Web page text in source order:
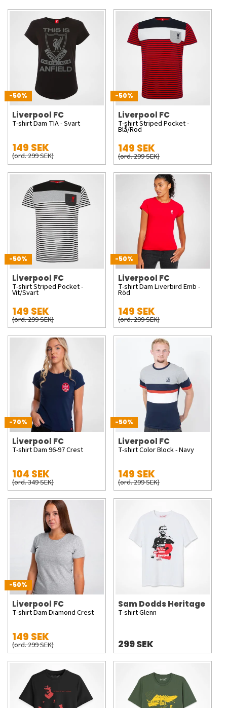
-50%
Liverpool FC
T-shirt Dam TIA - Svart
149 SEK
(ord. 299 SEK)
-50%
Liverpool FC
T-shirt Striped Pocket -
Blå/Röd
149 SEK
(ord. 299 SEK)
-50%
Liverpool FC
T-shirt Striped Pocket -
Vit/Svart
149 SEK
(ord. 299 SEK)
-50%
Liverpool FC
T-shirt Dam Liverbird Emb -
Röd
149 SEK
(ord. 299 SEK)
-70%
Liverpool FC
T-shirt Dam 96-97 Crest
104 SEK
(ord. 349 SEK)
-50%
Liverpool FC
T-shirt Color Block - Navy
149 SEK
(ord. 299 SEK)
-50%
Liverpool FC
T-shirt Dam Diamond Crest
149 SEK
(ord. 299 SEK)
Sam Dodds Heritage
T-shirt Glenn
299 SEK